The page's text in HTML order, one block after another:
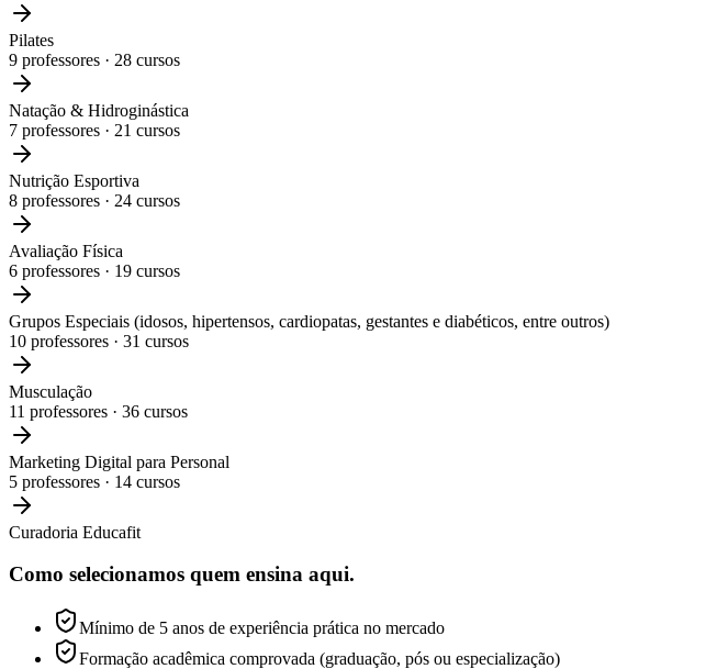
Pilates
9 professores · 28 cursos
Natação & Hidroginástica
7 professores · 21 cursos
Nutrição Esportiva
8 professores · 24 cursos
Avaliação Física
6 professores · 19 cursos
Grupos Especiais (idosos, hipertensos, cardiopatas, gestantes e diabéticos, entre outros)
10 professores · 31 cursos
Musculação
11 professores · 36 cursos
Marketing Digital para Personal
5 professores · 14 cursos
Curadoria Educafit
Como selecionamos quem ensina aqui.
Mínimo de 5 anos de experiência prática no mercado
Formação acadêmica comprovada (graduação, pós ou especialização)